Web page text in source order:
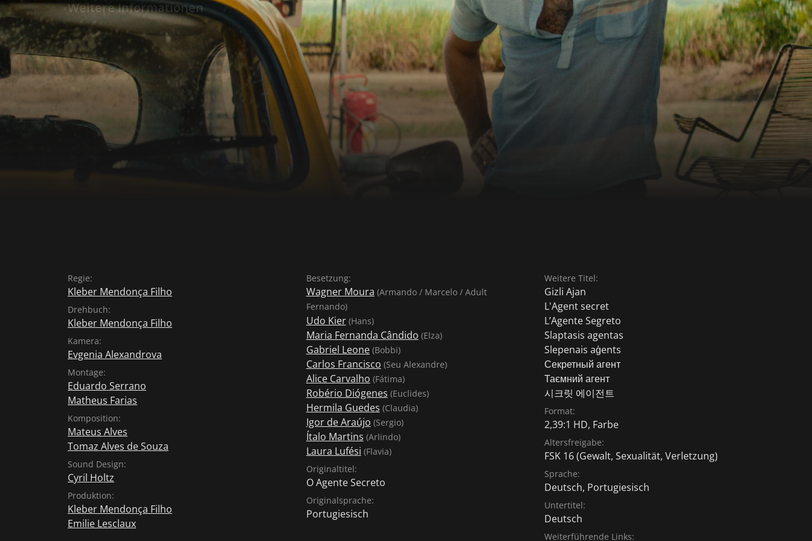
Hauptdarsteller" ins Rennen. Brasilien 1977: Während der
ausgelassenen Karnevalswoche kehrt Marcelo ("Narcos"-Star Wagner
Moura) von São Paulo in die Küstenstadt Recife zurück. Dort hofft der
alleinstehende Mittvierziger, seinen bei den Großeltern
zurückgelassenen Sohn wiederzusehen. Doch seine Ankunft bleibt
nicht unbemerkt – zwischen feiernden Menschenmengen und
allgegenwärtiger Gewalt gerät Marcelo in ein immer dichter
werdendes Netz aus Überwachung, Korruption und Misstrauen, aus
dem es kein Entkommen gibt. Was als persönliche Reise beginnt,
entwickelt sich zu einem gefährlichen Spiel im Schatten der
Militärdiktatur. Höchst spannend, bewegend und von verblüffender
eindrücklich und auf 161 Minuten erstaunlich kurzweilig vermittelt
sich die tödliche Gefahr, der sich Marcelo ausgesetzt sieht. Nicht
zuletzt erzählt der entschleunigte und dann im letzten Drittel kräftig
anziehende Agenten-Thriller ein packendes Einzelschicksal aus dem
kollektiven Alptraum der brasilianischen Militärdiktatur. Kurz: Ein
sonnendurchflutetes Meisterwerk, das einen sofort in seinen Bann
zieht!
Weitere Informationen
Regie:
Kleber Mendonça Filho
Drehbuch:
Kleber Mendonça Filho
Kamera:
Evgenia Alexandrova
Montage:
Eduardo Serrano
Matheus Farias
Komposition:
Mateus Alves
Tomaz Alves de Souza
Sound Design:
Cyril Holtz
Produktion:
Kleber Mendonça Filho
Emilie Lesclaux
Besetzung:
Wagner Moura (Armando / Marcelo / Adult
Fernando)
Udo Kier(Hans)
Maria Fernanda Cândido (Elza)
Gabriel Leone(Bobbi)
Carlos Francisco (Seu Alexandre)
Alice Carvalho (Fátima)
Robério Diógenes (Euclides)
Hermila Guedes (Claudia)
Igor de Araújo (Sergio)
Ítalo Martins (Arlindo)
Laura Lufési (Flavia)
Originaltitel:
O Agente Secreto
Originalsprache:
Portugiesisch
Weitere Titel:
Gizli Ajan
L'Agent secret
L’Agente Segreto
Slaptasis agentas
Slepenais aģents
Секретный агент
Таємний агент
시크릿 에이전트
Format:
2,39:1 HD, Farbe
Altersfreigabe:
FSK 16(Gewalt, Sexualität, Verletzung)
Sprache:
Deutsch, Portugiesisch
Untertitel:
Deutsch
Weiterführende Links: